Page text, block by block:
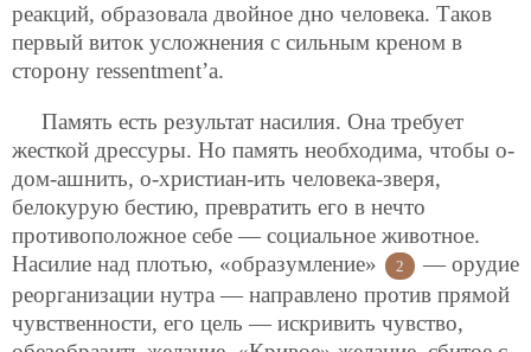
реакций, образовала двойное дно человека. Таков
первый виток усложнения с сильным креном в
сторону ressentment’а.
Память есть результат насилия. Она требует
жесткой дрессуры. Но память необходима, чтобы о-
дом-ашнить, о-христиан-ить человека-зверя,
белокурую бестию, превратить его в нечто
противоположное себе — социальное животное.
Насилие над плотью, «образумление»
2
— орудие
реорганизации нутра — направлено против прямой
чувственности, его цель — искривить чувство,